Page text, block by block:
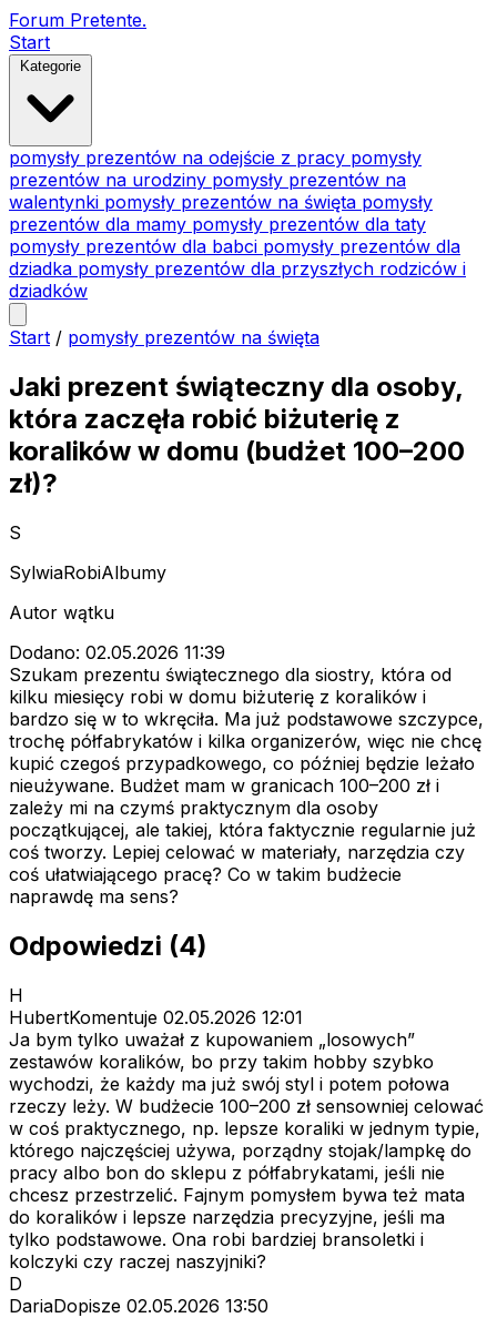
Forum Pretente.
Start
Kategorie
pomysły prezentów na odejście z pracy pomysły
prezentów na urodziny pomysły prezentów na
walentynki pomysły prezentów na święta pomysły
prezentów dla mamy pomysły prezentów dla taty
pomysły prezentów dla babci pomysły prezentów dla
dziadka pomysły prezentów dla przyszłych rodziców i
dziadków
Start / pomysły prezentów na święta
Jaki prezent świąteczny dla osoby,
która zaczęła robić biżuterię z
koralików w domu (budżet 100–200
zł)?
S
SylwiaRobiAlbumy
Autor wątku
Dodano: 02.05.2026 11:39
Szukam prezentu świątecznego dla siostry, która od
kilku miesięcy robi w domu biżuterię z koralików i
bardzo się w to wkręciła. Ma już podstawowe szczypce,
trochę półfabrykatów i kilka organizerów, więc nie chcę
kupić czegoś przypadkowego, co później będzie leżało
nieużywane. Budżet mam w granicach 100–200 zł i
zależy mi na czymś praktycznym dla osoby
początkującej, ale takiej, która faktycznie regularnie już
coś tworzy. Lepiej celować w materiały, narzędzia czy
coś ułatwiającego pracę? Co w takim budżecie
naprawdę ma sens?
Odpowiedzi (4)
H
HubertKomentuje 02.05.2026 12:01
Ja bym tylko uważał z kupowaniem „losowych”
zestawów koralików, bo przy takim hobby szybko
wychodzi, że każdy ma już swój styl i potem połowa
rzeczy leży. W budżecie 100–200 zł sensowniej celować
w coś praktycznego, np. lepsze koraliki w jednym typie,
którego najczęściej używa, porządny stojak/lampkę do
pracy albo bon do sklepu z półfabrykatami, jeśli nie
chcesz przestrzelić. Fajnym pomysłem bywa też mata
do koralików i lepsze narzędzia precyzyjne, jeśli ma
tylko podstawowe. Ona robi bardziej bransoletki i
kolczyki czy raczej naszyjniki?
D
DariaDopisze 02.05.2026 13:50